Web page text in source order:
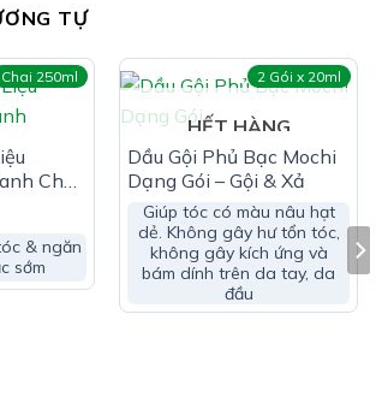
chườm bọc đá hay sử dụng trong y
vết thương bị sưng
thương cấp tính & khi bị chấn thương
TỰ
Chai 250ml
Chai
Da
& ngăn
sớm
2 Gói x 20ml
HẾT HÀNG
Dầu Gội Phủ Bạc Mochi
Dạng Gói – Gội & Xả
Giúp tóc có màu nâu hạt
dẻ. Không gây hư tổn tóc,
không gây kích ứng và
bám dính trên da tay, da
đầu